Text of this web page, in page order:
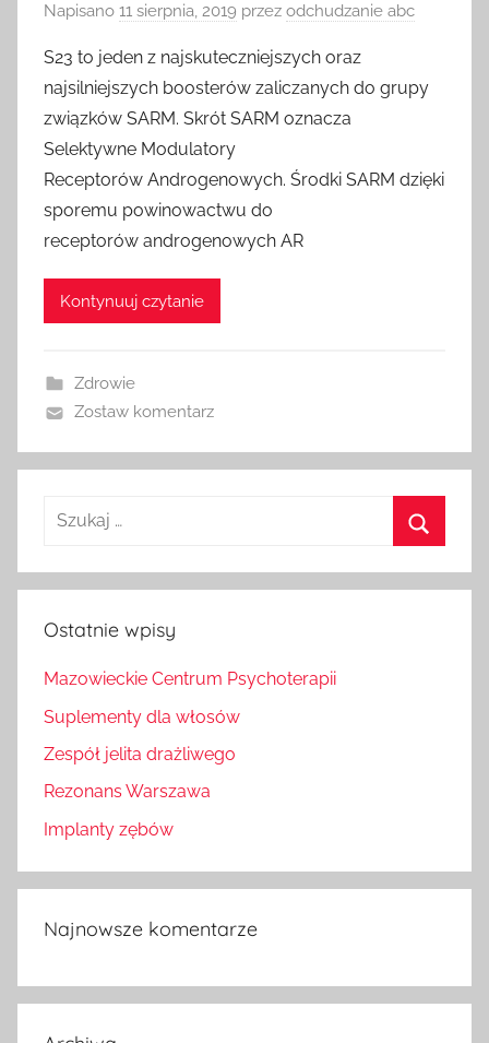
Napisano 11 sierpnia, 2019 przez odchudzanie abc
S23 to jeden z najskuteczniejszych oraz
najsilniejszych boosterów zaliczanych do grupy
związków SARM. Skrót SARM oznacza
Selektywne Modulatory
Receptorów Androgenowych. Środki SARM dzięki
sporemu powinowactwu do
receptorów androgenowych AR
Kontynuuj czytanie
Zdrowie
Zostaw komentarz
Szukaj
Ostatnie wpisy
Mazowieckie Centrum Psychoterapii
Suplementy dla włosów
Zespół jelita drażliwego
Rezonans Warszawa
Implanty zębów
Najnowsze komentarze